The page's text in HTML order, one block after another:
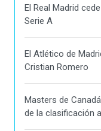
El Real Madrid
Serie A
El Atlético de
Cristian Romero
Masters de
de la clasificación